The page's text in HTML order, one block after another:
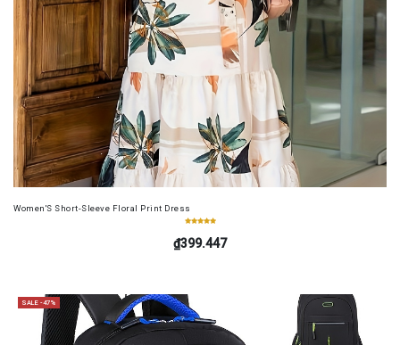
Women'S Short-Sleeve Floral Print Dress
₫399.447
SALE -47%